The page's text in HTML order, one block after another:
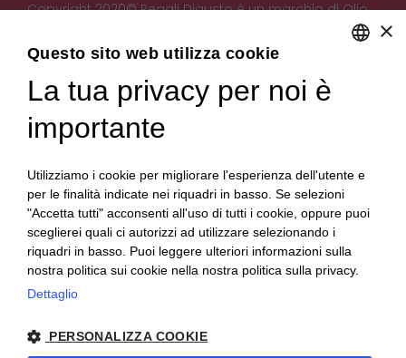
Copyright 2020© Regali Digusto è un marchio di Olio
Becchis di Becchis Danilo - Via Sommariva, 31/2/B -
10022 Carmagnola (TO) - PIVA 07980320019
×
Questo sito web utilizza cookie
La tua privacy per noi è
importante
Utilizziamo i cookie per migliorare l'esperienza dell'utente e
per le finalità indicate nei riquadri in basso. Se selezioni
"Accetta tutti" acconsenti all'uso di tutti i cookie, oppure puoi
sceglierei quali ci autorizzi ad utilizzare selezionando i
riquadri in basso. Puoi leggere ulteriori informazioni sulla
nostra politica sui cookie nella nostra politica sulla privacy.
Dettaglio
PERSONALIZZA COOKIE